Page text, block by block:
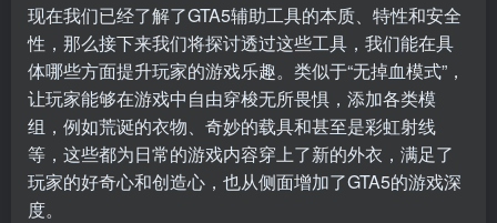
现在我们已经了解了GTA5辅助工具的本质、特性和安全
性，那么接下来我们将探讨透过这些工具，我们能在具
体哪些方面提升玩家的游戏乐趣。类似于“无掉血模式”，
让玩家能够在游戏中自由穿梭无所畏惧，添加各类模
组，例如荒诞的衣物、奇妙的载具和甚至是彩虹射线
等，这些都为日常的游戏内容穿上了新的外衣，满足了
玩家的好奇心和创造心，也从侧面增加了GTA5的游戏深
度。